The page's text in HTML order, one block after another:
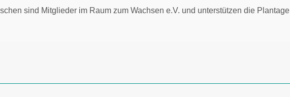
sind Mitglieder im Raum zum Wachsen e.V. und unterstützen die Plantage